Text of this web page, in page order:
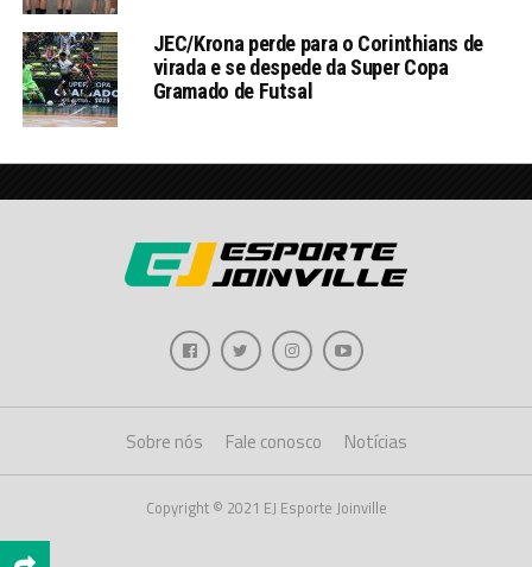
JEC/Krona perde para o Corinthians de
virada e se despede da Super Copa
Gramado de Futsal
Sobre nós Fale conosco Notícias
Copyright © 2021 EJ Esporte Joinville